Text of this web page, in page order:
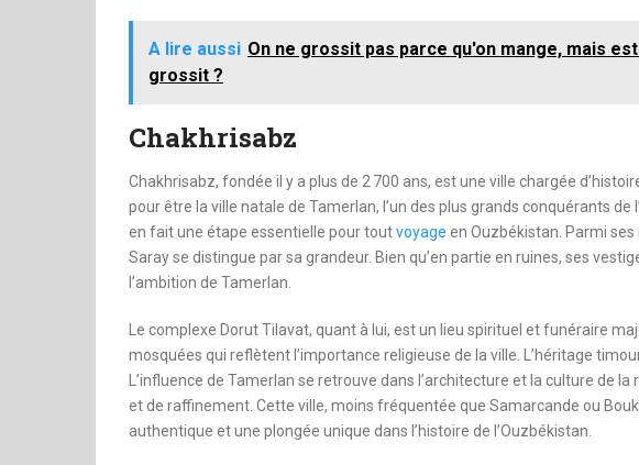
A lire aussi On ne grossit pas parce qu'on mange, mais
grossit ?
Chakhrisabz
Chakhrisabz, fondée il y a plus de 2 700 ans, est une ville chargée
pour être la ville natale de Tamerlan, l’un des plus grands conquérants de
en fait une étape essentielle pour toutvoyage en Ouzbékistan. Parmi
Saray se distingue par sa grandeur. Bien qu’en partie en ruines, ses
l’ambition de Tamerlan.
Le complexe Dorut Tilavat, quant à lui, est un lieu spirituel et funéraire
mosquées qui reflètent l’importance religieuse de la ville. L’héritage
L’influence de Tamerlan se retrouve dans l’architecture et la culture de
et de raffinement. Cette ville, moins fréquentée que Samarcande ou
authentique et une plongée unique dans l’histoire de l’Ouzbékistan.